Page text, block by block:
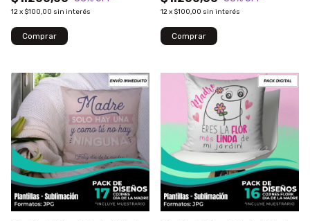
12x $100,00 sin interés 12x $100,00 sin interés